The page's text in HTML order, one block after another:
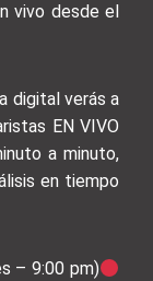
vivo desde el
digital verás a
EN VIVO
a minuto,
en tiempo
– 9:00 pm)